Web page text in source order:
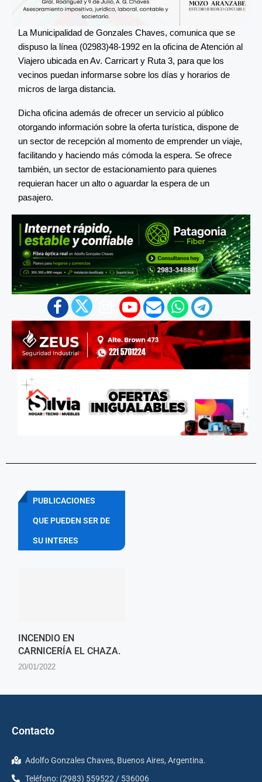
La Municipalidad de Gonzales Chaves, comunica que se
dispuso la línea (02983)48-1992 en la oficina de Atención al
Viajero ubicada en Av. Carricart y Ruta 3, para que los
vecinos puedan informarse sobre los días y horarios de
micros de larga distancia.
Dicha oficina además de ofrecer un servicio al público
otorgando información sobre la oferta turística, dispone de
un sector de recepción al momento de emprender un viaje,
facilitando y haciendo más cómoda la espera. Se ofrece
también, un sector de estacionamiento para quienes
requieran hacer un alto o aguardar la espera de un
pasajero.
PUBLICACIONES
QUE PUEDEN SER DE
SU INTERES
INCENDIO EN
CARNICERÍA EL CHAZA.
20/01/2022
Contacto
Adolfo Gonzales Chaves, Buenos Aires, Argentina.
Teléfono: (2983) 559522 / 536006